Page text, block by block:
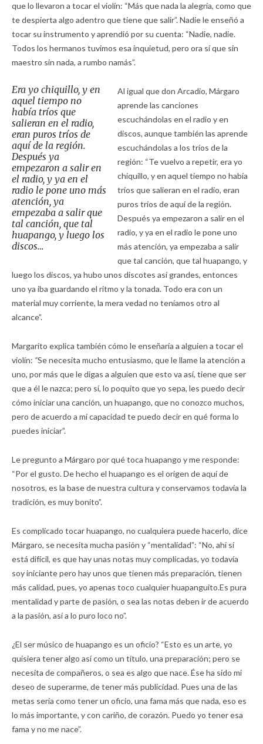
que lo llevaron a tocar el violín: “Más que nada la alegría, como que
te despierta algo adentro que tiene que salir”. Nadie le enseñó a
tocar su instrumento y aprendió por su cuenta: “Nadie, nadie.
Todos los hermanos tuvimos esa inquietud, pero ora sí que sin
maestro sin nada, a rumbo namás”.
Era yo chiquillo, y en
aquel tiempo no
había tríos que
salieran en el radio,
eran puros tríos de
aquí de la región.
Después ya
empezaron a salir en
el radio, y ya en el
radio le pone uno más
atención, ya
empezaba a salir que
tal canción, que tal
huapango, y luego los
discos…
Al igual que don Arcadio, Márgaro
aprende las canciones
escuchándolas en el radio y en
discos, aunque también las aprende
escuchándolas a los tríos de la
región: “Te vuelvo a repetir, era yo
chiquillo, y en aquel tiempo no había
tríos que salieran en el radio, eran
puros tríos de aquí de la región.
Después ya empezaron a salir en el
radio, y ya en el radio le pone uno
más atención, ya empezaba a salir
que tal canción, que tal huapango, y
luego los discos, ya hubo unos discotes así grandes, entonces
uno ya iba guardando el ritmo y la tonada. Todo era con un
material muy corriente, la mera vedad no teníamos otro al
alcance”.
Margarito explica también cómo le enseñaría a alguien a tocar el
violín: “Se necesita mucho entusiasmo, que le llame la atención a
uno, por más que le digas a alguien que esto va así, tiene que ser
que a él le nazca; pero sí, lo poquito que yo sepa, les puedo decir
cómo iniciar una canción, un huapango, que no conozco muchos,
pero de acuerdo a mi capacidad te puedo decir en qué forma lo
puedes iniciar”.
Le pregunto a Márgaro por qué toca huapango y me responde:
“Por el gusto. De hecho el huapango es el origen de aquí de
nosotros, es la base de nuestra cultura y conservamos todavía la
tradición, es muy bonito”.
Es complicado tocar huapango, no cualquiera puede hacerlo, dice
Márgaro, se necesita mucha pasión y “mentalidad”: “No, ahí sí
está difícil, es que hay unas notas muy complicadas, yo todavía
soy iniciante pero hay unos que tienen más preparación, tienen
más calidad, pues, yo apenas toco cualquier huapanguito.Es pura
mentalidad y parte de pasión, o sea las notas deben ir de acuerdo
a la pasión, así a lo puro loco no”.
¿El ser músico de huapango es un oficio? “Esto es un arte, yo
quisiera tener algo así como un título, una preparación; pero se
necesita de compañeros, o sea es algo que nace. Ése ha sido mi
deseo de superarme, de tener más publicidad. Pues una de las
metas sería como tener un oficio, una fama más que nada, eso es
lo más importante, y con cariño, de corazón. Puedo yo tener esa
fama y no me nace”.